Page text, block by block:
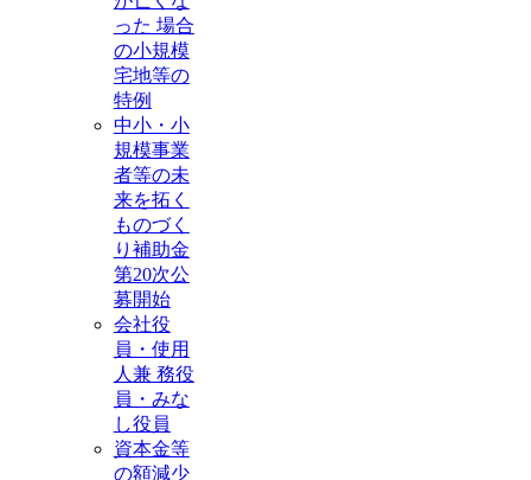
った 場合
の小規模
宅地等の
特例
中小・小
規模事業
者等の未
来を拓く
ものづく
り補助金
第20次公
募開始
会社役
員・使用
人兼 務役
員・みな
し役員
資本金等
の額減少